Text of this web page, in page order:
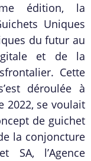
édition, la
Uniques
du futur au
et de la
Cette
déroulée à
2022, se voulait
de guichet
la conjoncture
SA, l’Agence